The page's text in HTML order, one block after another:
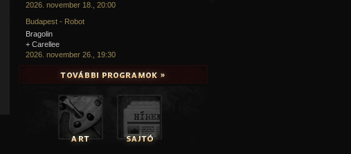
2026. november 18., 20:00
Budapest - Robot
Bragolin
+ Carellee
2026. november 26., 19:30